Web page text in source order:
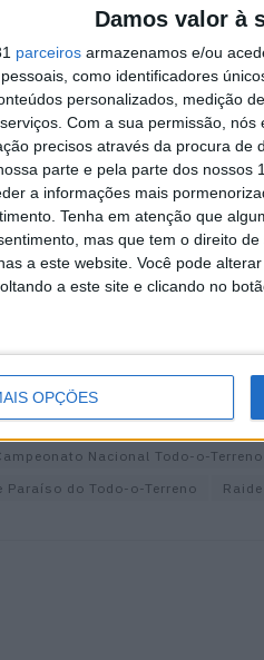
Damos valor à
parceiros armazenamos e/ou
como identificadores
personalizados, medição
Com a sua permissão, nós
precisos através da procura de
parte e pela parte dos nossos
a informações mais
Tenha em atenção que
mas que tem o direito
a este website. Você pode
a este site e clicando no
OPÇÕES
tentar ganhar sempre e
segundo onde a presença do
mim e nem todas as
estou contente com a
poderá ter tirado a vitória,
do bp Ultimate Adventure
dentro de dias, na jornada
Rally-Raid Portugal que
Nacional Todo-o-Terreno
Paraíso do Todo-o-Terreno